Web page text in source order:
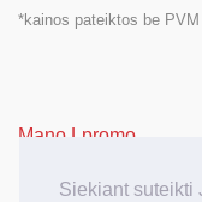
Siekiant suteikti
*kainos pateiktos be PVM
Mano Lpromo
Prisijungti/